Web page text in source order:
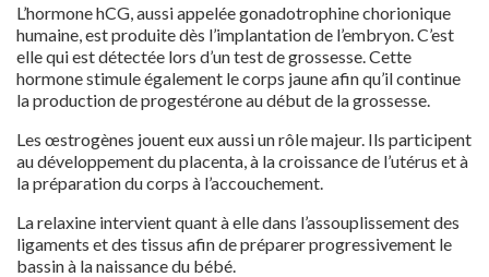
L’hormone hCG, aussi appelée gonadotrophine chorionique
humaine, est produite dès l’implantation de l’embryon. C’est
elle qui est détectée lors d’un test de grossesse. Cette
hormone stimule également le corps jaune afin qu’il continue
la production de progestérone au début de la grossesse.
Les œstrogènes jouent eux aussi un rôle majeur. Ils participent
au développement du placenta, à la croissance de l’utérus et à
la préparation du corps à l’accouchement.
La relaxine intervient quant à elle dans l’assouplissement des
ligaments et des tissus afin de préparer progressivement le
bassin à la naissance du bébé.